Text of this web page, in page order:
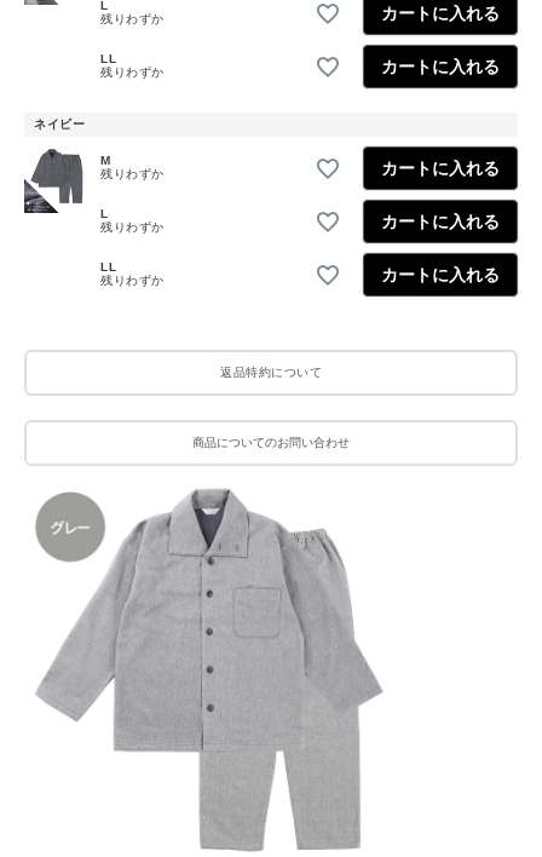
L
残りわずか
カートに入れる
LL
残りわずか
カートに入れる
ネイビー
M
残りわずか
カートに入れる
L
残りわずか
カートに入れる
LL
残りわずか
カートに入れる
返品特約について
商品についてのお問い合わせ